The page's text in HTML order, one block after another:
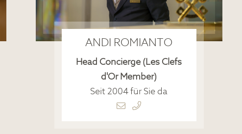
ANDI ROMIANTO
Head Concierge (Les Clefs
d'Or Member)
Seit 2004 für Sie da